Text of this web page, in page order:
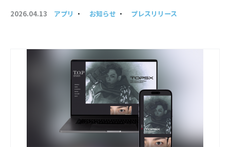
2026.04.13 アプリ ・ お知らせ ・ プレスリリース